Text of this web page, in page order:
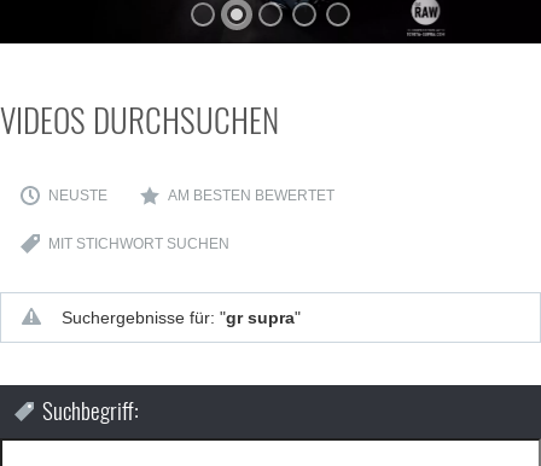
D
a
s
T
r
e
f
f
e
n
d
e
r
G
e
n
e
r
a
t
i
o
n
e
n
VIDEOS DURCHSUCHEN
NEUSTE AM BESTEN BEWERTET
MIT STICHWORT SUCHEN
Suchergebnisse für: "gr supra"
Suchbegriff: